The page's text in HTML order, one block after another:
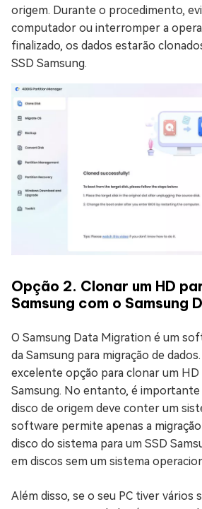
origem. Durante o procedimento,
computador ou interromper a
finalizado, os dados estarão
SSD Samsung.
Opção 2. Clonar um HD
Samsung com o Samsung
O Samsung Data Migration é um
da Samsung para migração de
excelente opção para clonar um HD
Samsung. No entanto, é
disco de origem deve conter um
software permite apenas a
disco do sistema para um SSD
em discos sem um sistema
Além disso, se o seu PC tiver vários